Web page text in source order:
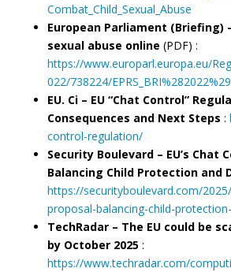
Combat_Child_Sexual_Abuse
European Parliament (Briefing)
sexual abuse online (PDF) :
https://www.europarl.europa.eu/
022/738224/
EU. Ci – EU “Chat Control”
Consequences and Next Steps :
control-regulation/
Security Boulevard – EU’s Chat
Balancing Child Protection and
https://securityboulevard.com/
proposal-balancing-child-
TechRadar – The EU could be
by October 2025 :
https://www.techradar.com/